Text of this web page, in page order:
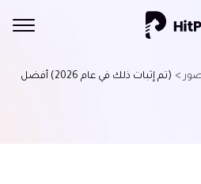
>
(تم إثبات ذلك في عام 2026) أفضل